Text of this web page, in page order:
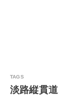
淡路縦貫道